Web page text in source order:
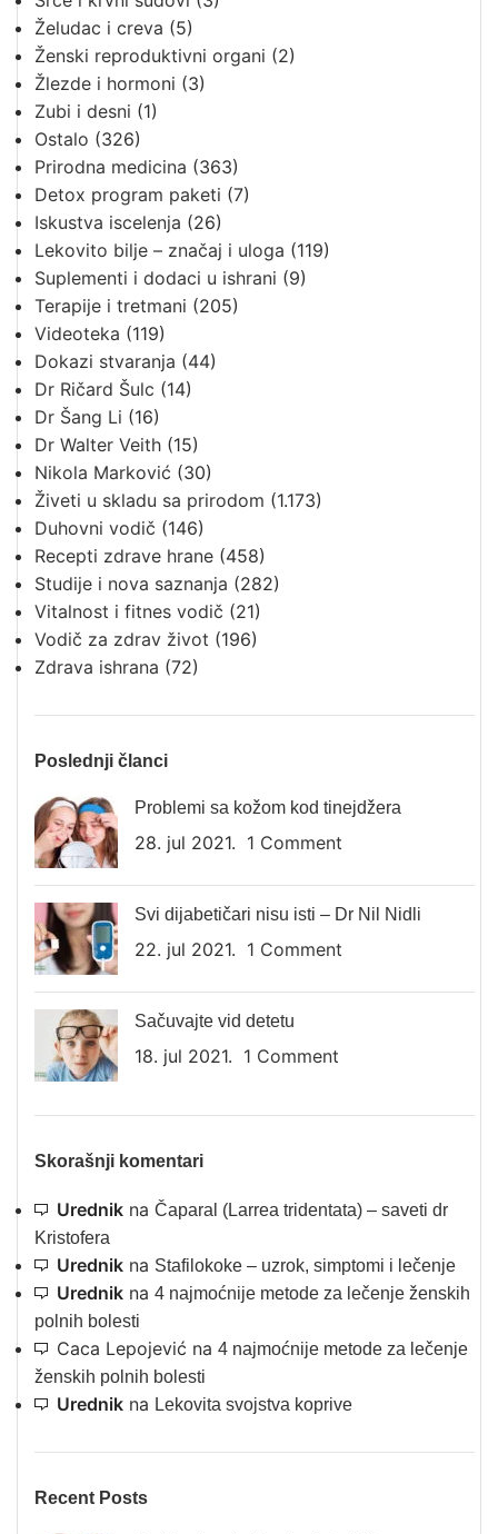
Želudac i creva (5)
Ženski reproduktivni organi (2)
Žlezde i hormoni (3)
Zubi i desni (1)
Ostalo (326)
Prirodna medicina (363)
Detox program paketi (7)
Iskustva iscelenja (26)
Lekovito bilje – značaj i uloga (119)
Suplementi i dodaci u ishrani (9)
Terapije i tretmani (205)
Videoteka (119)
Dokazi stvaranja (44)
Dr Ričard Šulc (14)
Dr Šang Li (16)
Dr Walter Veith (15)
Nikola Marković (30)
Živeti u skladu sa prirodom (1.173)
Duhovni vodič (146)
Recepti zdrave hrane (458)
Studije i nova saznanja (282)
Vitalnost i fitnes vodič (21)
Vodič za zdrav život (196)
Zdrava ishrana (72)
Poslednji članci
Problemi sa kožom kod tinejdžera
28. jul 2021. 1 Comment
Svi dijabetičari nisu isti – Dr Nil Nidli
22. jul 2021. 1 Comment
Sačuvajte vid detetu
18. jul 2021. 1 Comment
Skorašnji komentari
Urednik na Čaparal (Larrea tridentata) – saveti dr
Kristofera
Urednik na Stafilokoke – uzrok, simptomi i lečenje
Urednik na 4 najmoćnije metode za lečenje ženskih
polnih bolesti
Caca Lepojević na 4 najmoćnije metode za lečenje
ženskih polnih bolesti
Urednik na Lekovita svojstva koprive
Recent Posts